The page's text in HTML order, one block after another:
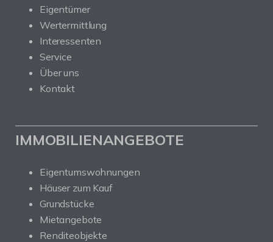
Eigentümer
Wertermittlung
Interessenten
Service
Über uns
Kontakt
IMMOBILIENANGEBOTE
Eigentumswohnungen
Häuser zum Kauf
Grundstücke
Mietangebote
Renditeobjekte